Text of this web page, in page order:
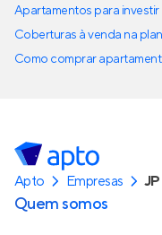
Apartamentos para investir
Coberturas à venda na
Como comprar
Apto Empresas
Quem somos